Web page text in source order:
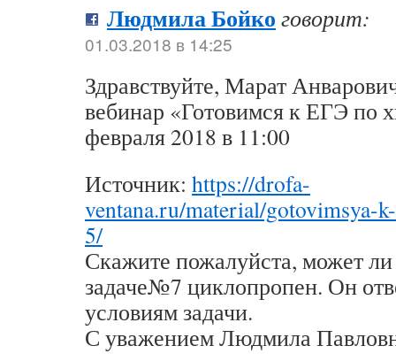
Людмила Бойко говорит:
01.03.2018 в 14:25
Здравствуйте, Марат
вебинар «Готовимся к ЕГЭ по
февраля 2018 в 11:00
Источник: https://drofa-
ventana.ru/material/gotovimsya-
5/
Скажите пожалуйста, может ли
задаче№7 циклопропен. Он
условиям задачи.
С уважением Людмила